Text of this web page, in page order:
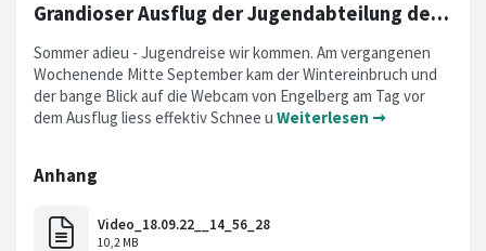
Grandioser Ausflug der Jugendabteilung des STV Bueri
Sommer adieu - Jugendreise wir kommen. Am vergangenen
Wochenende Mitte September kam der Wintereinbruch und
der bange Blick auf die Webcam von Engelberg am Tag vor
dem Ausflug liess effektiv Schnee u Weiterlesen ➞